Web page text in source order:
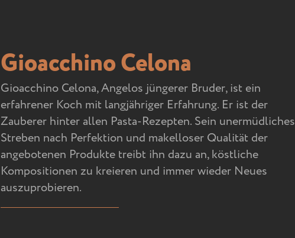
Gioacchino Celona
Gioacchino Celona, Angelos jüngerer Bruder, ist ein
erfahrener Koch mit langjähriger Erfahrung. Er ist der
Zauberer hinter allen Pasta-Rezepten. Sein unermüdliches
Streben nach Perfektion und makelloser Qualität der
angebotenen Produkte treibt ihn dazu an, köstliche
Kompositionen zu kreieren und immer wieder Neues
auszuprobieren.